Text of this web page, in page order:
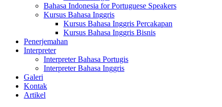
Bahasa Indonesia for Portuguese Speakers
Kursus Bahasa Inggris
Kursus Bahasa Inggris Percakapan
Kursus Bahasa Inggris Bisnis
Penerjemahan
Interpreter
Interpreter Bahasa Portugis
Interpreter Bahasa Inggris
Galeri
Kontak
Artikel